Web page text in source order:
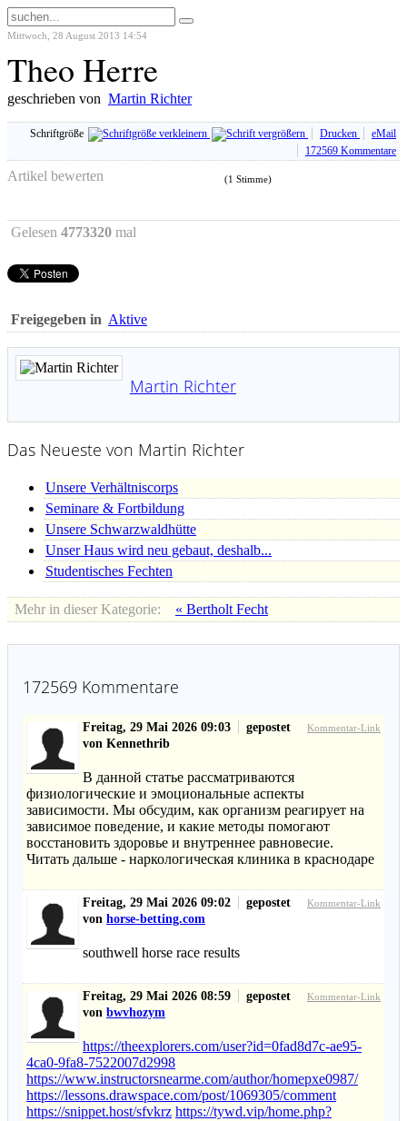
Mittwoch, 28 August 2013 14:54
Theo Herre
geschrieben von Martin Richter
Schriftgröße Drucken
eMail
172569 Kommentare
Artikel bewerten (1 Stimme)
Gelesen 4773320 mal
Freigegeben in Aktive
Martin Richter
Das Neueste von Martin Richter
Unsere Verhältniscorps
Seminare & Fortbildung
Unsere Schwarzwaldhütte
Unser Haus wird neu gebaut, deshalb...
Studentisches Fechten
Mehr in dieser Kategorie: « Bertholt Fecht
172569 Kommentare
Kommentar-Link
Freitag, 29 Mai 2026 09:03
gepostet
von Kennethrib
В данной статье рассматриваются
физиологические и эмоциональные аспекты
зависимости. Мы обсудим, как организм реагирует на
зависимое поведение, и какие методы помогают
восстановить здоровье и внутреннее равновесие.
Читать дальше - наркологическая клиника в краснодаре
Kommentar-Link
Freitag, 29 Mai 2026 09:02
gepostet
von horse-betting.com
southwell horse race results​
Kommentar-Link
Freitag, 29 Mai 2026 08:59
gepostet
von bwvhozym
https://theexplorers.com/user?id=0fad8d7c-ae95-
4ca0-9fa8-7522007d2998
https://www.instructorsnearme.com/author/homepxe0987/
https://lessons.drawspace.com/post/1069305/comment
https://snippet.host/sfvkrz https://tywd.vip/home.php?